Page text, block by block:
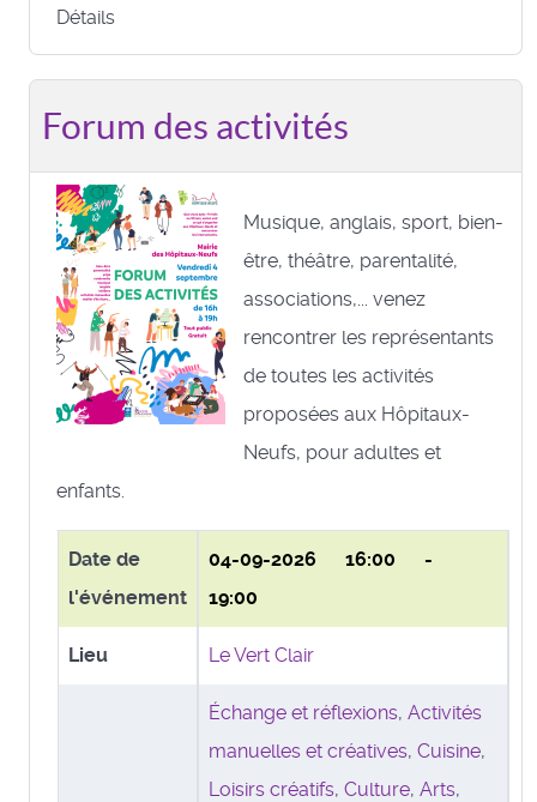
Détails
Forum des activités
Musique, anglais, sport, bien-
être, théâtre, parentalité,
associations,... venez
rencontrer les représentants
de toutes les activités
proposées aux Hôpitaux-
Neufs, pour adultes et
enfants.
Date de
l'événement
04-09-2026 16:00 -
19:00
Lieu Le Vert Clair
Échange et réflexions, Activités
manuelles et créatives, Cuisine,
Loisirs créatifs, Culture, Arts,